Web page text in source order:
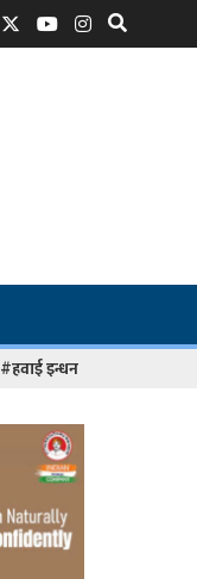
#हवाई इन्धन